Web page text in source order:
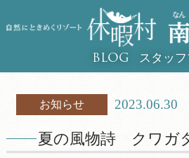
BLOG スタッ
お知らせ 2023.06.30
夏の風物詩 クワガ